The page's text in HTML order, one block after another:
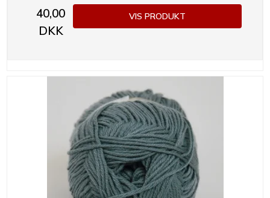
40,00
DKK
VIS PRODUKT